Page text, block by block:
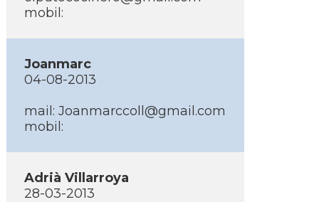
mobil:
Joanmarc
04-08-2013
mail: Joanmarccoll@gmail.com
mobil:
Adrià Villarroya
28-03-2013